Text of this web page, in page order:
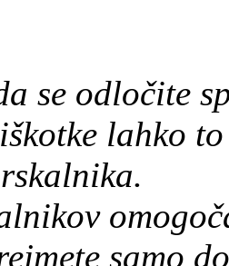
se odločite
lahko
samo